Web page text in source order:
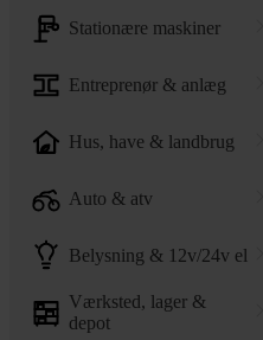
stationære maskiner
entreprenør & anlæg
hus, have & landbrug
auto & atv
belysning & 12v/24v el
værksted, lager &
depot